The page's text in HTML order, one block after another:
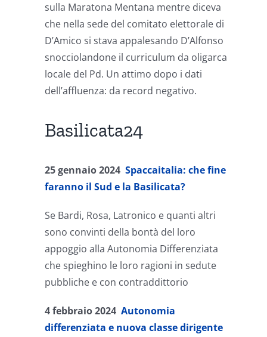
sulla Maratona Mentana mentre diceva
che nella sede del comitato elettorale di
D’Amico si stava appalesando D’Alfonso
snocciolandone il curriculum da oligarca
locale del Pd. Un attimo dopo i dati
dell’affluenza: da record negativo.
Basilicata24
25 gennaio 2024 Spaccaitalia: che fine
faranno il Sud e la Basilicata?
Se Bardi, Rosa, Latronico e quanti altri
sono convinti della bontà del loro
appoggio alla Autonomia Differenziata
che spieghino le loro ragioni in sedute
pubbliche e con contraddittorio
4 febbraio 2024 Autonomia
differenziata e nuova classe dirigente